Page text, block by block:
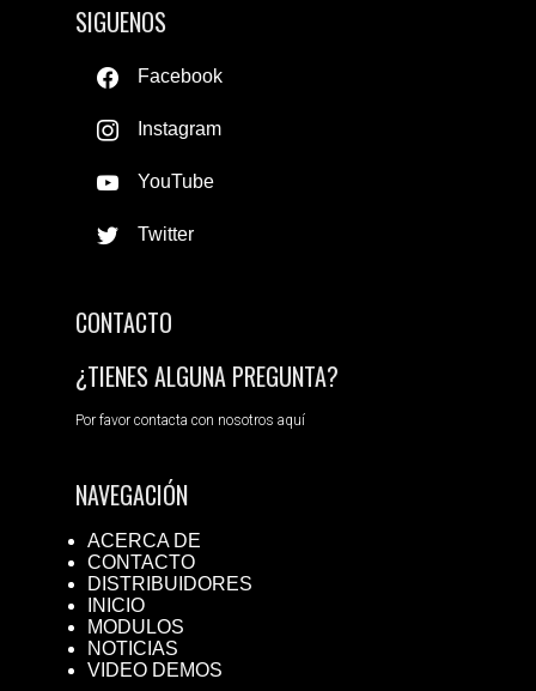
SIGUENOS
Facebook
Instagram
YouTube
Twitter
CONTACTO
¿TIENES ALGUNA PREGUNTA?
Por favor contacta con nosotros aquí
NAVEGACIÓN
ACERCA DE
CONTACTO
DISTRIBUIDORES
INICIO
MODULOS
NOTICIAS
VIDEO DEMOS